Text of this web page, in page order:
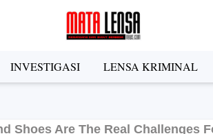
INVESTIGASI LENSA KRIMINAL